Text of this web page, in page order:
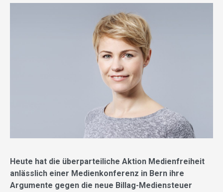
Heute hat die überparteiliche Aktion Medienfreiheit
anlässlich einer Medienkonferenz in Bern ihre
Argumente gegen die neue Billag-Mediensteuer